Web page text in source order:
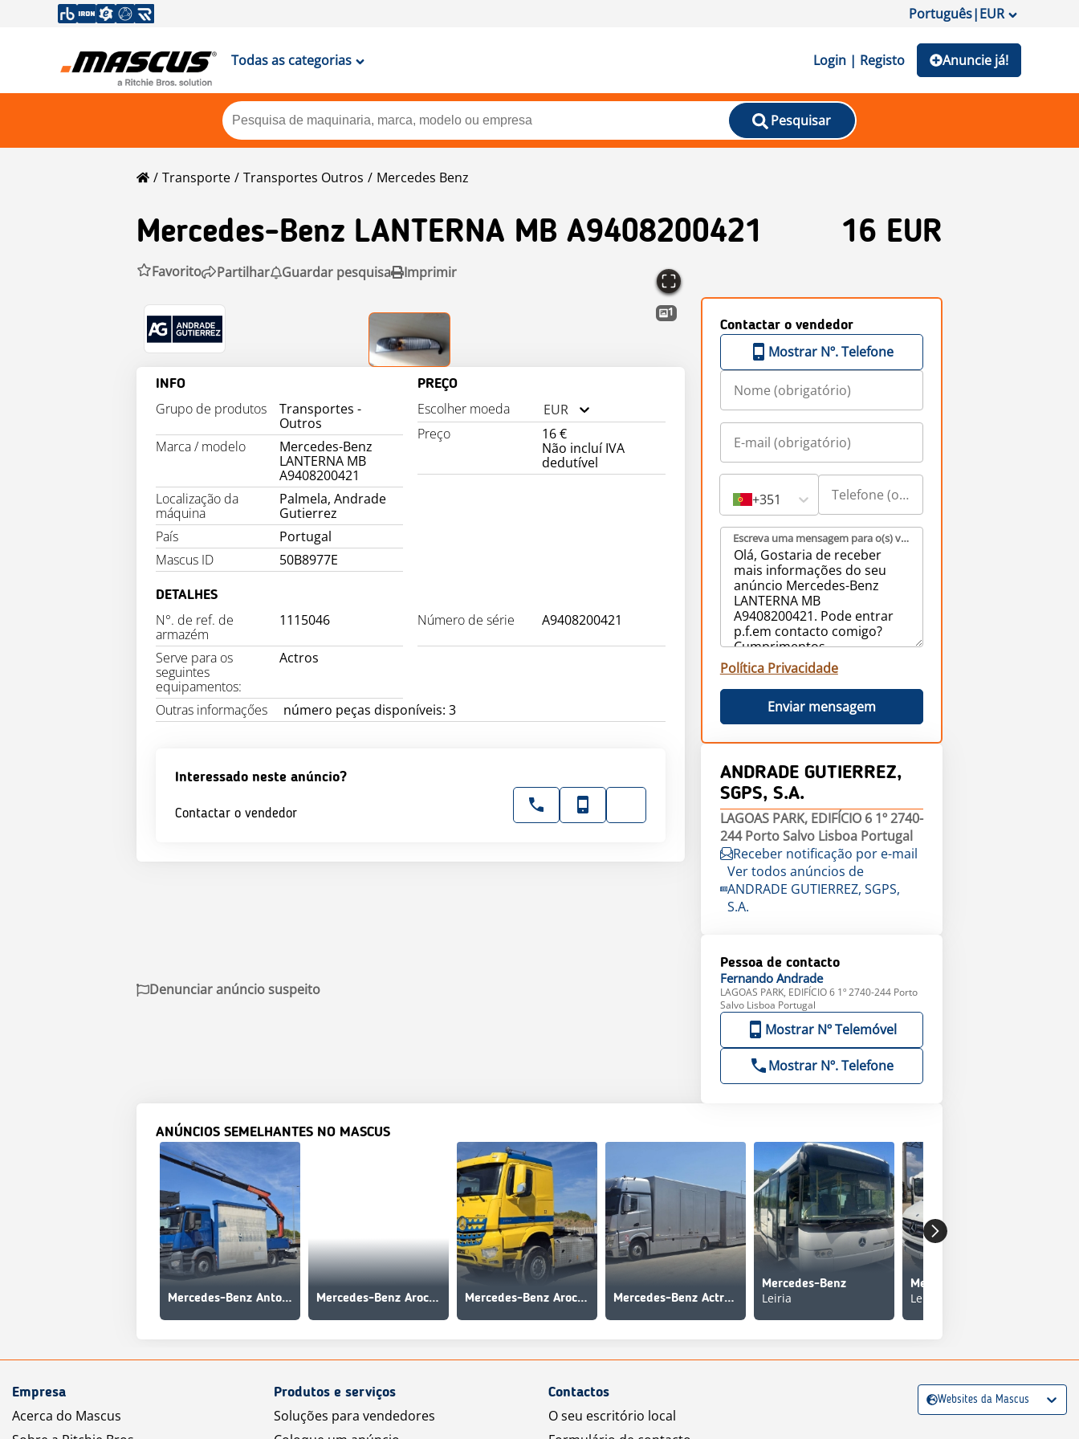
Português|EUR
Todas as categorias Login | Registo Anuncie já!
Pesquisar
Transporte Transportes Outros Mercedes Benz
Mercedes-Benz LANTERNA MB A9408200421 16 EUR
Favorito Partilhar Guardar pesquisa Imprimir
1
INFO
Grupo de produtos
Transportes -
Marca / modelo
Mercedes-Benz
LANTERNA MB
A9408200421
Localização da
máquina
Palmela, Andrade
Gutierrez
País
Portugal
Mascus ID
50B8977E
PREÇO
Escolher moeda
EUR
Preço
16 €
Não incluí IVA
dedutível
DETALHES
N°. de ref. de
armazém
1115046 Número de série A9408200421
Serve para os
seguintes
equipamentos:
Actros
Outras informaçőes número peças disponíveis: 3
Interessado neste anúncio?
Contactar o vendedor
Contactar o vendedor
Mostrar Nº. Telefone
+351
Escreva uma mensagem para o(s) vendedor(es) (obrigatório)
Política Privacidade
Enviar mensagem
ANDRADE GUTIERREZ,
SGPS, S.A.
LAGOAS PARK, EDIFÍCIO 6 1º 2740-
244 Porto Salvo Lisboa Portugal
Receber notificação por e-mail
Ver todos anúncios de
ANDRADE GUTIERREZ, SGPS,
S.A.
Pessoa de contacto
Fernando Andrade
LAGOAS PARK, EDIFÍCIO 6 1º 2740-244 Porto
Salvo Lisboa Portugal
Mostrar Nº Telemóvel
Mostrar Nº. Telefone
Denunciar anúncio suspeito
ANÚNCIOS SEMELHANTES NO MASCUS
Mercedes-Benz Antos 1836 - 2 unidades disponiveis Mercedes-Benz Arocs 3242 Mercedes-Benz Arocs 1853 Mercedes-Benz Actros 1845
Mercedes-Benz
Leiria
Mercedes-Benz BUS
Leiria
Empresa
Acerca do Mascus
Produtos e serviços
Soluções para vendedores
Contactos
O seu escritório local
Websites da Mascus